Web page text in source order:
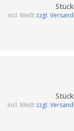
Stück
incl. MwSt zzgl. Versand
Stück
incl. MwSt zzgl. Versand